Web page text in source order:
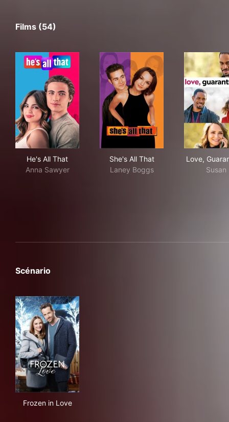
Films (54)
He's All That
Anna Sawyer
She's All That
Laney Boggs
Love,
Susan
Scénario
Frozen in Love